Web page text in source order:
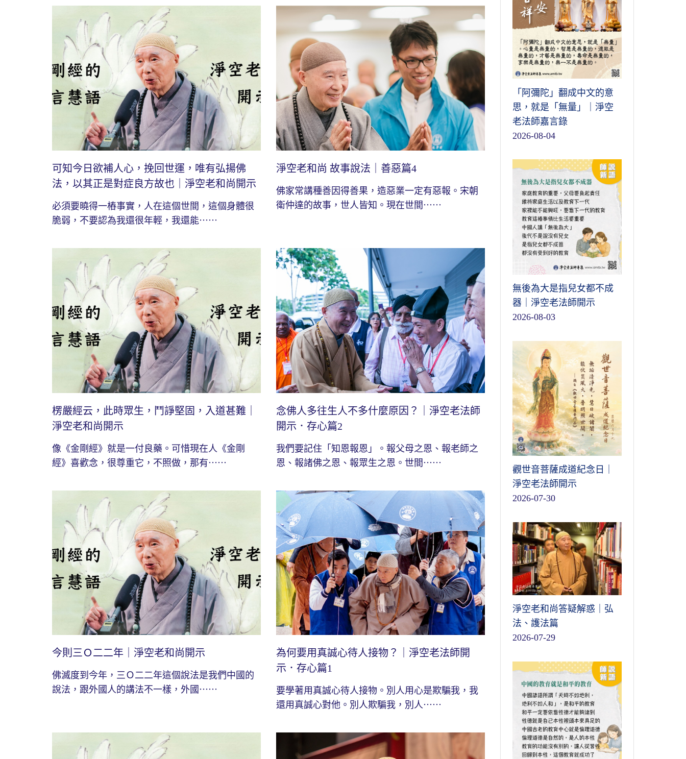
可知今日欲補人心，挽回世運，唯有弘揚佛
法，以其正是對症良方故也｜淨空老和尚開示
必須要曉得一樁事實，人在這個世間，這個身體很
脆弱，不要認為我還很年輕，我還能⋯⋯
淨空老和尚 故事說法｜善惡篇4
佛家常講種善因得善果，造惡業一定有惡報。宋朝
衛仲達的故事，世人皆知。現在世間⋯⋯
楞嚴經云，此時眾生，鬥諍堅固，入道甚難｜
淨空老和尚開示
像《金剛經》就是一付良藥。可惜現在人《金剛
經》喜歡念，很尊重它，不照做，那有⋯⋯
念佛人多往生人不多什麼原因？｜淨空老法師
開示．存心篇2
我們要記住「知恩報恩」。報父母之恩、報老師之
恩、報諸佛之恩、報眾生之恩。世間⋯⋯
今則三Ｏ二二年｜淨空老和尚開示
佛滅度到今年，三Ｏ二二年這個說法是我們中國的
說法，跟外國人的講法不一樣，外國⋯⋯
為何要用真誠心待人接物？｜淨空老法師開
示．存心篇1
要學著用真誠心待人接物。別人用心是欺騙我，我
還用真誠心對他。別人欺騙我，別人⋯⋯
「阿彌陀」翻成中文的意
思，就是「無量」｜淨空
老法師嘉言錄
2026-08-04
無後為大是指兒女都不成
器｜淨空老法師開示
2026-08-03
觀世音菩薩成道紀念日｜
淨空老法師開示
2026-07-30
淨空老和尚答疑解惑｜弘
法、護法篇
2026-07-29